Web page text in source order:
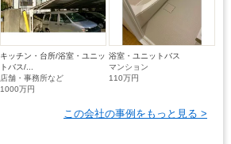
キッチン・台所/浴室・ユニッ
トバス/...
店舗・事務所など
1000万円
浴室・ユニットバス
マンション
110万円
この会社の事例をもっと見る >